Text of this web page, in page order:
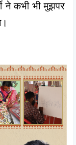
ने कभी भी मुझपर